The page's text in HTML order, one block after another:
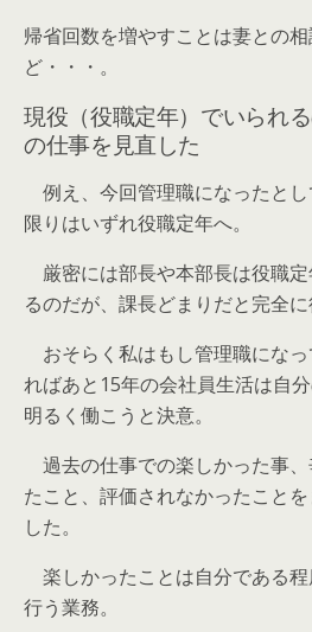
帰省回数を増やすことは妻との
ど・・・。
現役（役職定年）でいられ
の仕事を見直した
例え、今回管理職になったと
限りはいずれ役職定年へ。
厳密には部長や本部長は役職
るのだが、課長どまりだと完全に
おそらく私はもし管理職にな
ればあと15年の会社員生活は自
明るく働こうと決意。
過去の仕事での楽しかった事
たこと、評価されなかったこと
した。
楽しかったことは自分である
行う業務。